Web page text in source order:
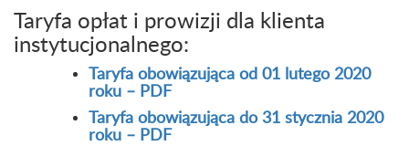
Taryfa opłat i prowizji dla klienta
instytucjonalnego:
Taryfa obowiązująca od 01 lutego 2020
roku – PDF
Taryfa obowiązująca do 31 stycznia 2020
roku – PDF